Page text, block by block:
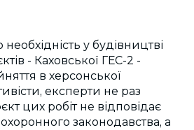
у будівництві
- Каховської ГЕС-2 -
в херсонської
експерти не раз
цих робіт не відповідає
законодавства, а